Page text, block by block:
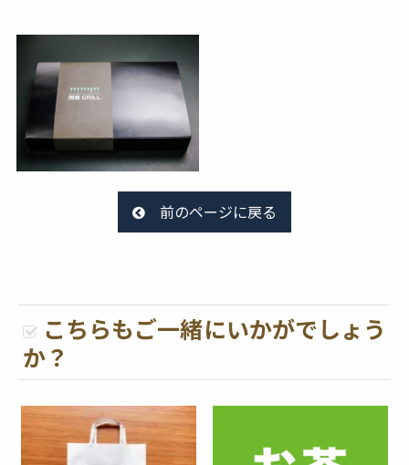
前のページに戻る
こちらもご一緒にいかがでしょう
か？